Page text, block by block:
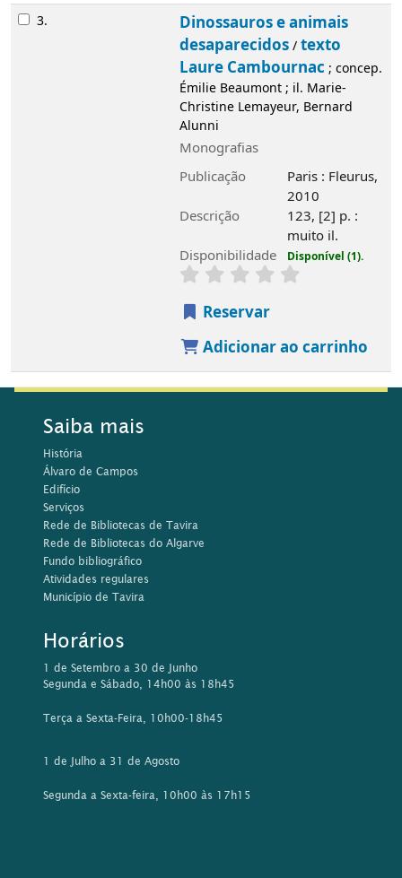
3.
Dinossauros e animais
desaparecidos/texto
Laure Cambournac ; concep.
Émilie Beaumont ; il. Marie-
Christine Lemayeur, Bernard
Alunni
Monografias
Publicação
Paris : Fleurus,
2010
Descrição
123, [2] p. :
muito il.
Disponibilidade
Disponível (1).
Reservar
Adicionar ao carrinho
Saiba mais
História
Álvaro de Campos
Edifício
Serviços
Rede de Bibliotecas de Tavira
Rede de Bibliotecas do Algarve
Fundo bibliográfico
Atividades regulares
Município de Tavira
Horários
1 de Setembro a 30 de Junho
Segunda e Sábado, 14h00 às 18h45
Terça a Sexta-Feira, 10h00-18h45
1 de Julho a 31 de Agosto
Segunda a Sexta-feira, 10h00 às 17h15